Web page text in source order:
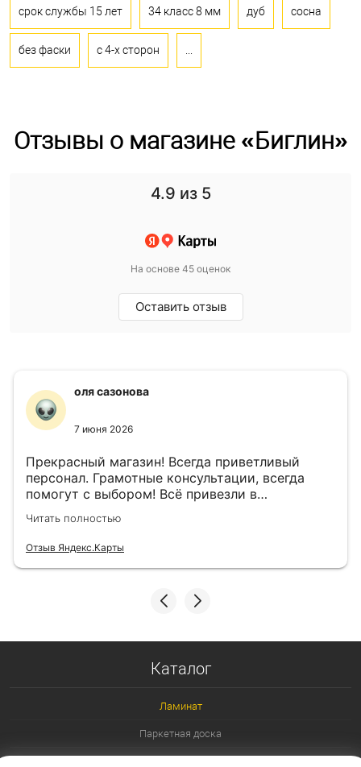
срок службы 15 лет 34 класс 8 мм дуб сосна
без фаски с 4-х сторон
Отзывы о магазине «Биглин»
4.9 из 5
На основе 45 оценок
Оставить отзыв
оля сазонова
7 июня 2026
Прекрасный магазин! Всегда приветливый
персонал. Грамотные консультации, всегда
помогут с выбором! Всё привезли в
назначенный день!
Читать полностью
Отзыв Яндекс.Карты
Каталог
Ламинат
Паркетная доска